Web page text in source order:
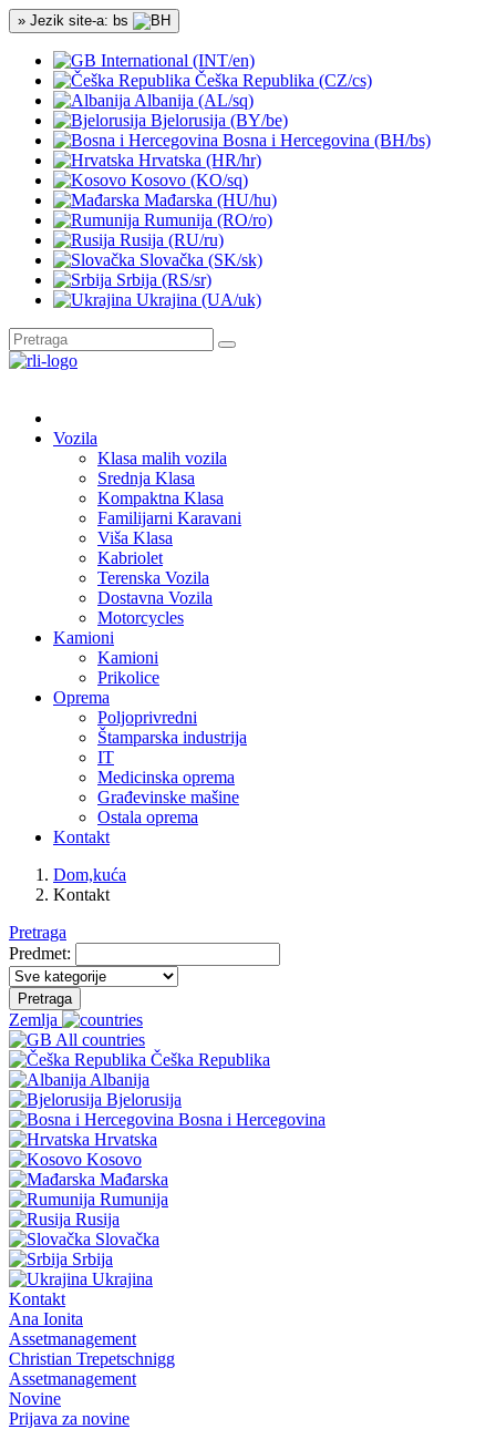
» Jezik site-a: bs
International (INT/en)
Češka Republika (CZ/cs)
Albanija (AL/sq)
Bjelorusija (BY/be)
Bosna i Hercegovina (BH/bs)
Hrvatska (HR/hr)
Kosovo (KO/sq)
Mađarska (HU/hu)
Rumunija (RO/ro)
Rusija (RU/ru)
Slovačka (SK/sk)
Srbija (RS/sr)
Ukrajina (UA/uk)
Vozila
Klasa malih vozila
Srednja Klasa
Kompaktna Klasa
Familijarni Karavani
Viša Klasa
Kabriolet
Terenska Vozila
Dostavna Vozila
Motorcycles
Kamioni
Kamioni
Prikolice
Oprema
Poljoprivredni
Štamparska industrija
IT
Medicinska oprema
Građevinske mašine
Ostala oprema
Kontakt
Dom,kuća
Kontakt
Pretraga
Predmet:
Pretraga
Zemlja
All countries
Češka Republika
Albanija
Bjelorusija
Bosna i Hercegovina
Hrvatska
Kosovo
Mađarska
Rumunija
Rusija
Slovačka
Srbija
Ukrajina
Kontakt
Ana Ionita
Assetmanagement
Christian Trepetschnigg
Assetmanagement
Novine
Prijava za novine